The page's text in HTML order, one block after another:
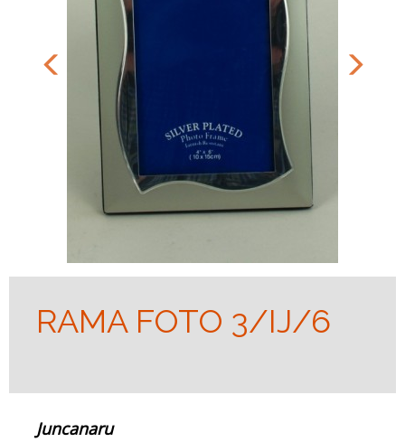
RAMA FOTO 3/IJ/6
Juncanaru